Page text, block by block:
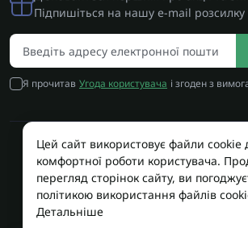
Підпишіться на нашу e-mail розсилку
Я прочитав Угода користувача і згоден з
Працює на OpenCart
Територія Сервісу © 2026
Цей сайт використовує файли cookie
комфортної роботи користувача.
перегляд сторінок сайту, ви
політикою використання файлів
Детальніше